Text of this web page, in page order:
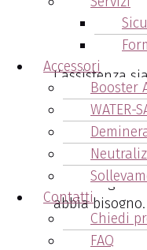
Accessori
Booster
WATER-
Contatti
Chiedi
FAQ
per le
fornite.
L’assistenza
migliori
esigenze del
maniera il
su Arcangeli
abbia
tempi di fermo